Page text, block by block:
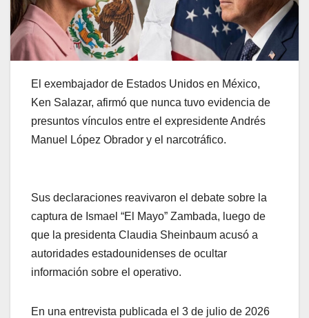
El exembajador de Estados Unidos en México,
Ken Salazar, afirmó que nunca tuvo evidencia de
presuntos vínculos entre el expresidente Andrés
Manuel López Obrador y el narcotráfico.
Sus declaraciones reavivaron el debate sobre la
captura de Ismael “El Mayo” Zambada, luego de
que la presidenta Claudia Sheinbaum acusó a
autoridades estadounidenses de ocultar
información sobre el operativo.
En una entrevista publicada el 3 de julio de 2026